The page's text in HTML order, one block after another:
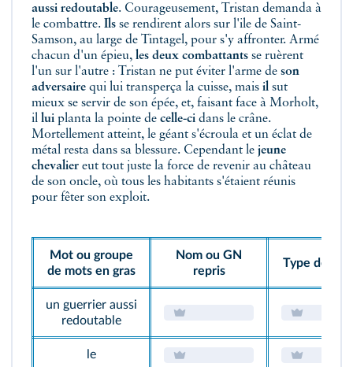
aussi redoutable. Courageusement, Tristan demanda à
le combattre. Ils se rendirent alors sur l'ile de Saint-
Samson, au large de Tintagel, pour s'y affronter. Armé
chacun d'un épieu, les deux combattants se ruèrent
l'un sur l'autre : Tristan ne put éviter l'arme de son
adversaire qui lui transperça la cuisse, mais il sut
mieux se servir de son épée, et, faisant face à Morholt,
il lui planta la pointe de celle-ci dans le crâne.
Mortellement atteint, le géant s'écroula et un éclat de
métal resta dans sa blessure. Cependant le jeune
chevalier eut tout juste la force de revenir au château
de son oncle, où tous les habitants s'étaient réunis
pour fêter son exploit.
Mot ou groupe
de mots en gras
Nom ou GN
repris
Type de
un guerrier aussi
redoutable
le